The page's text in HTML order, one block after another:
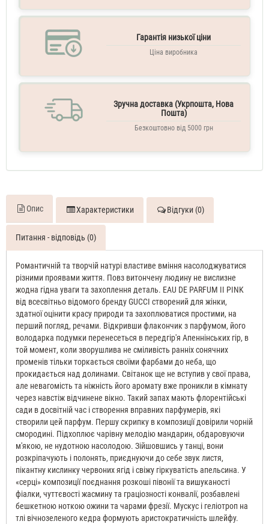
Гарантія низької ціни
Ціна виробника
Зручна доставка (Укрпошта, Нова
Пошта)
Безкоштовно від 5000 грн
Опис Характеристики Відгуки (0)
Питання - відповідь (0)
Романтичній та творчій натурі властиве вміння насолоджуватися
різними проявами життя. Повз витончену людину не вислизне
жодна гідна уваги та захоплення деталь. EAU DE PARFUM II PINK
від всесвітньо відомого бренду GUCCI створений для жінки,
здатної оцінити красу природи та захоплюватися простими, на
перший погляд, речами. Відкривши флакончик з парфумом, його
володарка подумки перенесеться в передгір'я Апеннінських гір, в
той момент, коли зворушлива не сміливість ранніх сонячних
променів тільки торкається своїми фарбами до неба, що
прокидається над долинами. Світанок ще не вступив у свої права,
але невагомість та ніжність його аромату вже проникли в кімнату
через навстіж відчинене вікно. Такий запах мають флорентійські
сади в досвітній час і створення вправних парфумерів, які
створили цей парфум. Першу скрипку в композиції довірили чорній
смородині. Підхоплює чарівну мелодію мандарин, обдаровуючи
м'якою, не нудотною насолодою. Зійшовшись у танці, вони
розкріпачують і полонять, приєднуючи до себе звук листя,
пікантну кислинку червоних ягід і свіжу гіркуватість апельсина. У
«серці» композиції поєднання розкоші півонії та вишуканості
фіалки, чуттєвості жасмину та граціозності конвалії, розбавлені
бешкетною ноткою ожини та чарами фрезії. Мускус і геліотроп на
тлі вічнозеленого кедра формують аристократичність шлейфу.